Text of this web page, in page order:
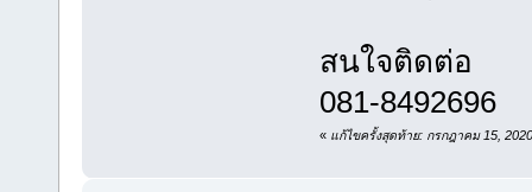
สนใจติดต่อ
081-8492696
« แก้ไขครั้งสุดท้าย: กรกฎาคม 15,